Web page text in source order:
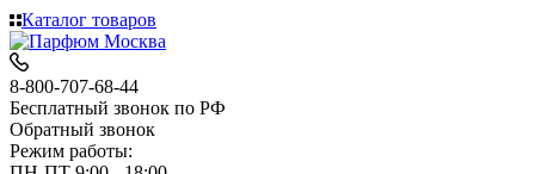
Каталог товаров
8-800-707-68-44
Бесплатный звонок по РФ
Обратный звонок
Режим работы: